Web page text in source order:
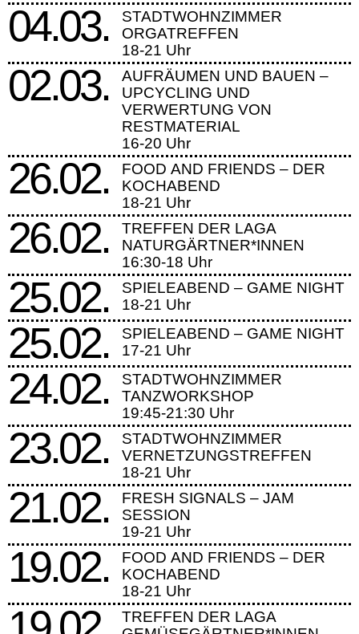
04.03.
STADTWOHNZIMMER
ORGATREFFEN
18-21 Uhr
02.03.
AUFRÄUMEN UND BAUEN –
UPCYCLING UND
VERWERTUNG VON
RESTMATERIAL
16-20 Uhr
26.02.
FOOD AND FRIENDS – DER
KOCHABEND
18-21 Uhr
26.02.
TREFFEN DER LAGA
NATURGÄRTNER*INNEN
16:30-18 Uhr
25.02.
SPIELEABEND – GAME NIGHT
18-21 Uhr
25.02.
SPIELEABEND – GAME NIGHT
17-21 Uhr
24.02.
STADTWOHNZIMMER
TANZWORKSHOP
19:45-21:30 Uhr
23.02.
STADTWOHNZIMMER
VERNETZUNGSTREFFEN
18-21 Uhr
21.02.
FRESH SIGNALS – JAM
SESSION
19-21 Uhr
19.02.
FOOD AND FRIENDS – DER
KOCHABEND
18-21 Uhr
TREFFEN DER LAGA